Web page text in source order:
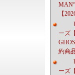
【
ーズ
約商品
ーズ